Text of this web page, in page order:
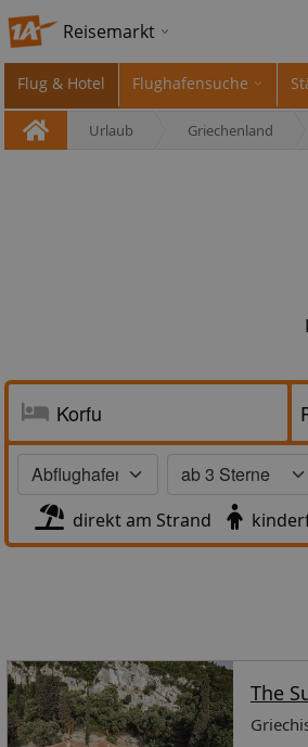
Reisemarkt
Flug & Hotel Flughafensuche
Urlaub Griechenland
direkt am Strand
The